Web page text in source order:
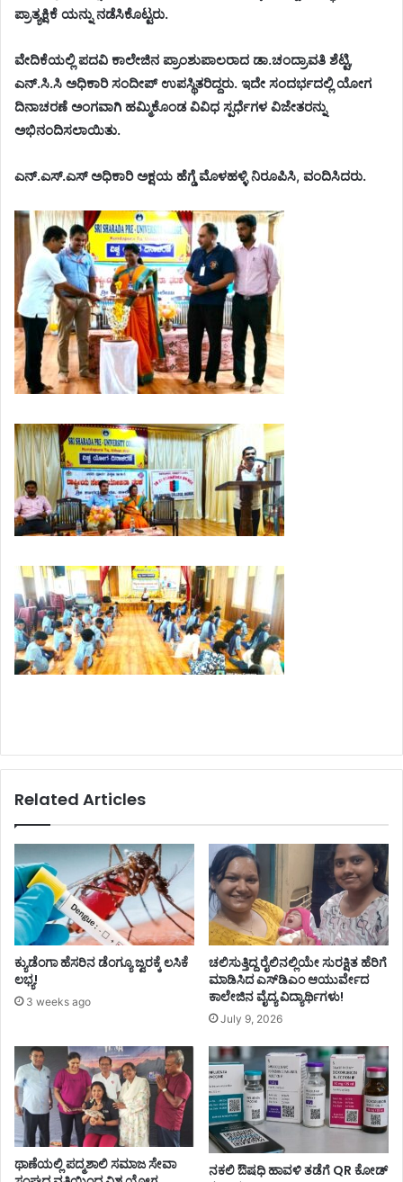
ಪ್ರಾತ್ಯಕ್ಷಿಕೆ ಯನ್ನು ನಡೆಸಿಕೊಟ್ಟರು.
ವೇದಿಕೆಯಲ್ಲಿ ಪದವಿ ಕಾಲೇಜಿನ ಪ್ರಾಂಶುಪಾಲರಾದ ಡಾ.ಚಂದ್ರಾವತಿ ಶೆಟ್ಟಿ,
ಎನ್‌.ಸಿ.ಸಿ ಅಧಿಕಾರಿ ಸಂದೀಪ್ ಉಪಸ್ಥಿತರಿದ್ದರು. ಇದೇ ಸಂದರ್ಭದಲ್ಲಿ ಯೋಗ
ದಿನಾಚರಣೆ ಅಂಗವಾಗಿ ಹಮ್ಮಿಕೊಂಡ ವಿವಿಧ ಸ್ಪರ್ಧೆಗಳ ವಿಜೇತರನ್ನು
ಅಭಿನಂದಿಸಲಾಯಿತು.
ಎನ್.ಎಸ್.ಎಸ್ ಅಧಿಕಾರಿ ಅಕ್ಷಯ ಹೆಗ್ಡೆ ಮೊಳಹಳ್ಳಿ ನಿರೂಪಿಸಿ, ವಂದಿಸಿದರು.
Related Articles
ಕ್ಯುಡೆಂಗಾ ಹೆಸರಿನ ಡೆಂಗ್ಯೂ ಜ್ವರಕ್ಕೆ ಲಸಿಕೆ
ಲಭ್ಯ!
3 weeks ago
ಚಲಿಸುತ್ತಿದ್ದ ರೈಲಿನಲ್ಲಿಯೇ ಸುರಕ್ಷಿತ ಹೆರಿಗೆ
ಮಾಡಿಸಿದ ಎಸ್‌ಡಿಎಂ ಆಯುರ್ವೇದ
ಕಾಲೇಜಿನ ವೈದ್ಯ ವಿದ್ಯಾರ್ಥಿಗಳು!
July 9, 2026
ಥಾಣೆಯಲ್ಲಿ ಪದ್ಮಶಾಲಿ ಸಮಾಜ ಸೇವಾ
ನಕಲಿ ಔಷಧಿ ಹಾವಳಿ ತಡೆಗೆ QR ಕೋಡ್